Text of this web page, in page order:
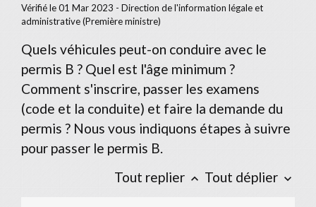
Vérifié le 01 Mar 2023 - Direction de l'information légale et
administrative (Première ministre)
Quels véhicules peut-on conduire avec le
permis B ? Quel est l'âge minimum ?
Comment s'inscrire, passer les examens
(code et la conduite) et faire la demande du
permis ? Nous vous indiquons étapes à suivre
pour passer le permis B.
Tout replier keyboard_arrow_up Tout déplier keyboard_arrow_down